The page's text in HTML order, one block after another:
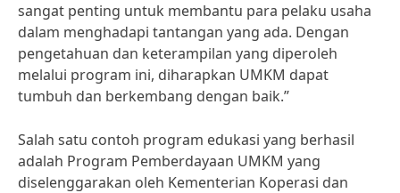
sangat penting untuk membantu para pelaku usaha
dalam menghadapi tantangan yang ada. Dengan
pengetahuan dan keterampilan yang diperoleh
melalui program ini, diharapkan UMKM dapat
tumbuh dan berkembang dengan baik.”
Salah satu contoh program edukasi yang berhasil
adalah Program Pemberdayaan UMKM yang
diselenggarakan oleh Kementerian Koperasi dan